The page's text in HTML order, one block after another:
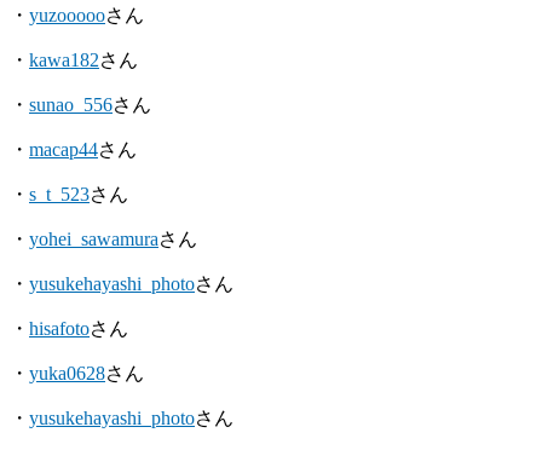
・ yuzoooooさん
・ kawa182さん
・ sunao_556さん
・ macap44さん
・ s_t_523さん
・ yohei_sawamuraさん
・ yusukehayashi_photoさん
・ hisafotoさん
・ yuka0628さん
・ yusukehayashi_photoさん